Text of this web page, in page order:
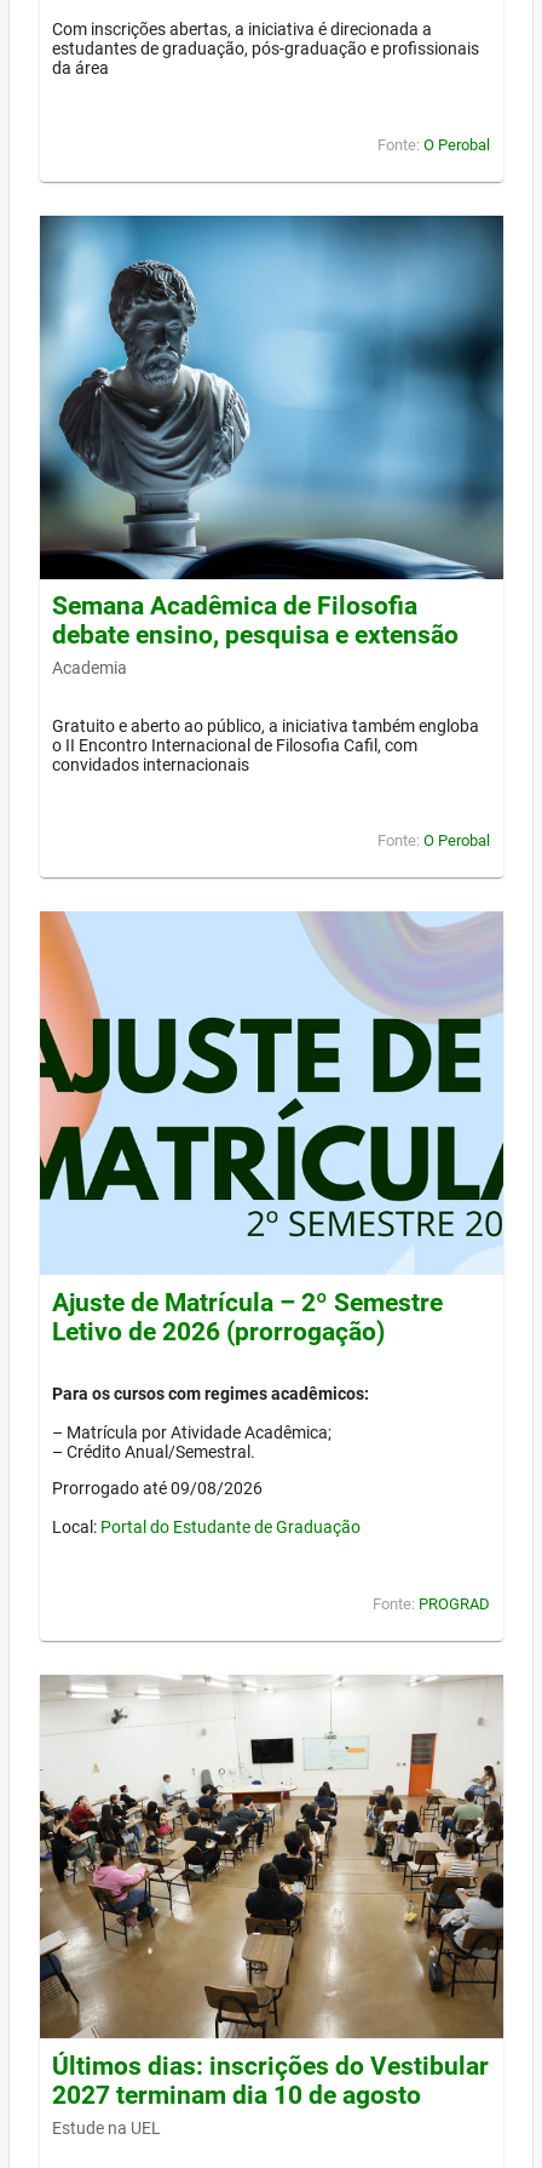
Com inscrições abertas, a iniciativa é direcionada a
estudantes de graduação, pós-graduação e profissionais
da área
Fonte: O Perobal
Semana Acadêmica de Filosofia
debate ensino, pesquisa e extensão
Academia
Gratuito e aberto ao público, a iniciativa também engloba
o II Encontro Internacional de Filosofia Cafil, com
convidados internacionais
Fonte: O Perobal
Ajuste de Matrícula – 2º Semestre
Letivo de 2026 (prorrogação)
Para os cursos com regimes acadêmicos:
– Matrícula por Atividade Acadêmica;
– Crédito Anual/Semestral.
Prorrogado até 09/08/2026
Local: Portal do Estudante de Graduação
Fonte: PROGRAD
Últimos dias: inscrições do Vestibular
2027 terminam dia 10 de agosto
Estude na UEL